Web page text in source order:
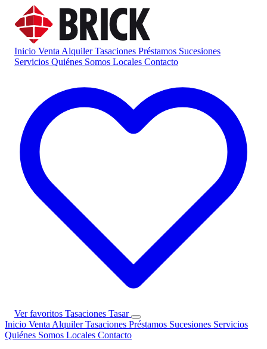
Inicio Venta AlquilerTasaciones Préstamos Sucesiones
Servicios Quiénes Somos Locales Contacto
Ver favoritos Tasaciones Tasar
Inicio Venta AlquilerTasaciones Préstamos Sucesiones Servicios
Quiénes Somos Locales Contacto